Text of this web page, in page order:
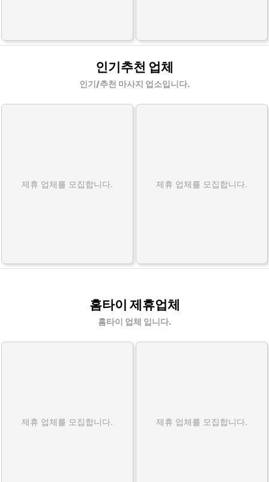
인기추천 업체
인기/추천 마사지 업소입니다.
제휴 업체를 모집합니다. 제휴 업체를 모집합니다.
홈타이 제휴업체
홈타이 업체 입니다.
제휴 업체를 모집합니다. 제휴 업체를 모집합니다.